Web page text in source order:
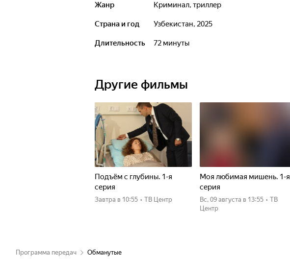
Жанр криминал, триллер
Страна и год Узбекистан, 2025
Длительность 72 минуты
Другие фильмы
Подъём с глубины. 1-я
серия
Завтра в 10:55 • ТВ Центр
Моя любимая мишень. 1-я
серия
вс, 09 августа в 13:55 • ТВ
Центр
Программа передач Обманутые